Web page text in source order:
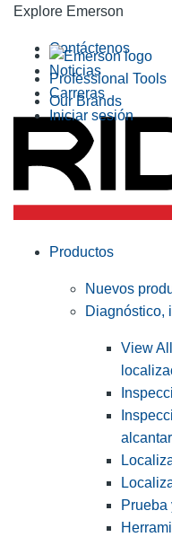
Explore Emerson
Professional Tools
Our Brands
Contáctenos
Noticias
Carreras
Iniciar sesión
Productos
Nuevos
Diagnóstico,
View
Prueba